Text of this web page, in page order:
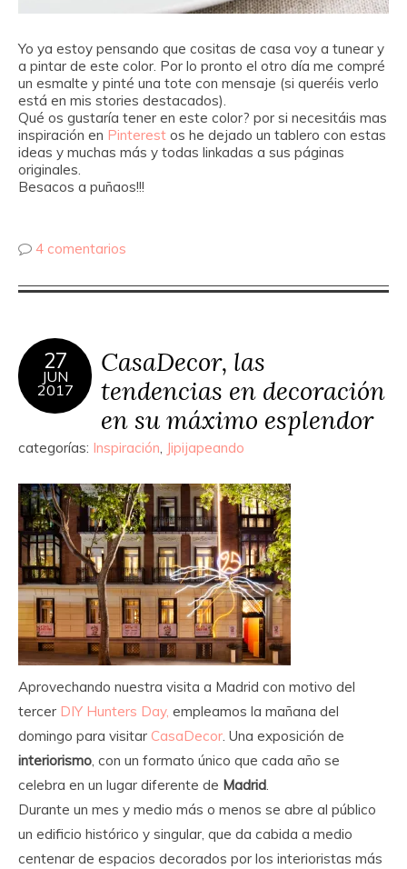
Yo ya estoy pensando que cositas de casa voy a tunear y
a pintar de este color. Por lo pronto el otro día me compré
un esmalte y pinté una tote con mensaje (si queréis verlo
está en mis stories destacados).
Qué os gustaría tener en este color? por si necesitáis mas
inspiración en Pinterest os he dejado un tablero con estas
ideas y muchas más y todas linkadas a sus páginas
originales.
Besacos a puñaos!!!
4 comentarios
27
JUN
2017
CasaDecor, las
tendencias en decoración
en su máximo esplendor
categorías: Inspiración, Jipijapeando
Aprovechando nuestra visita a Madrid con motivo del
tercer DIY Hunters Day, empleamos la mañana del
domingo para visitar CasaDecor. Una exposición de
interiorismo, con un formato único que cada año se
celebra en un lugar diferente de Madrid.
Durante un mes y medio más o menos se abre al público
un edificio histórico y singular, que da cabida a medio
centenar de espacios decorados por los interioristas más